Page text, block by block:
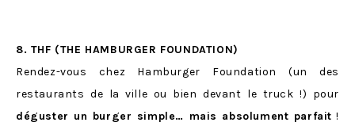
8. THF (THE HAMBURGER FOUNDATION)
Rendez-vous chez Hamburger Foundation (un des
restaurants de la ville ou bien devant le truck !) pour
déguster un burger simple… mais absolument parfait !